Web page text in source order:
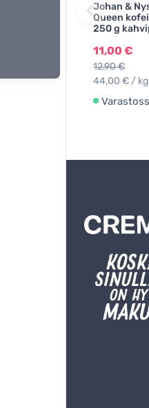
Johan &
Queen
250 g
11,00 €
12,90 €
44,00 € / kg